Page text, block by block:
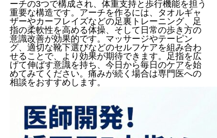
ーチの3つで構成され、体重支持と歩行機能を担う
重要な構造です。アーチを作るには、タオルギャ
ザーやカーフレイズなどの足裏トレーニング、足
指の柔軟性を高める体操、そして日常の歩き方の
意識改善が効果的です。マッサージやテーピン
グ、適切な靴下選びなどのセルフケアを組み合わ
せることで、より効果が期待できます。足指を広
げて伸ばす意識を持ち、今日から毎日のケアを始
めてみてください。痛みが続く場合は専門医への
相談をおすすめします。